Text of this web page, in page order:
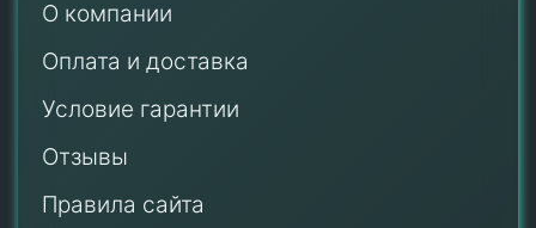
О компании
Оплата и доставка
Условие гарантии
Отзывы
Правила сайта